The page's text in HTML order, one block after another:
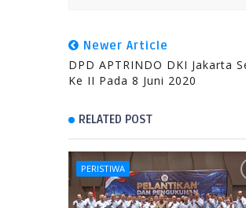
Newer Article
DPD APTRINDO DKI Jakarta
Ke II Pada 8 Juni 2020
RELATED POST
PERISTIWA